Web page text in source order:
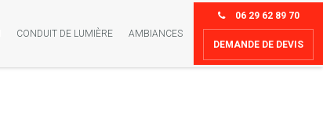
CONDUIT DE LUMIÈRE AMBIANCES
06 29 62 89 70
DEMANDE DE DEVIS